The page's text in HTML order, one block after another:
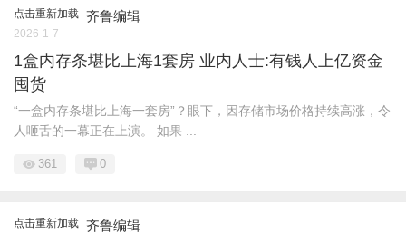
点击重新加载 齐鲁编辑
2026-1-7
1盒内存条堪比上海1套房 业内人士:有钱人上亿资金
囤货
“一盒内存条堪比上海一套房”？眼下，因存储市场价格持续高涨，令
人咂舌的一幕正在上演。 如果 ...
361 0
点击重新加载 齐鲁编辑